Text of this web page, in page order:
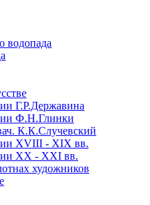
водопада
Г.Р.Державина
Ф.Н.Глинки
К.К.Случевский
XVIII - XIX вв.
XX - XXI вв.
художников